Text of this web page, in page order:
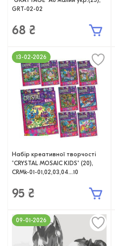
GRT-02-02
68 ₴
Набір креативної творчості
"CRYSTAL MOSAIC KIDS" (20),
CRMk-01-01,02,03,04...10
95 ₴
13-02-2026
09-01-2026